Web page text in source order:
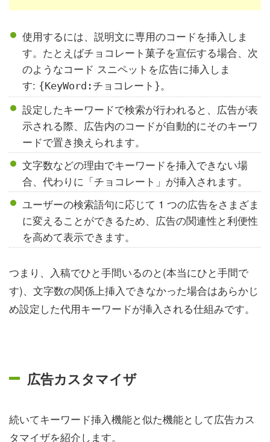
使用するには、説明文に専用のコードを挿入しま
す。たとえばチョコレート菓子を宣伝する場合、次
のようなコード スニペットを広告に挿入しま
す: {KeyWord:チョコレート}。
設定したキーワードで検索が行われると、広告が表
示される際、広告内のコードが自動的にそのキーワ
ードで置き換えられます。
文字数などの理由でキーワードを挿入できない場
合、代わりに「チョコレート」が挿入されます。
ユーザーの検索語句に応じて 1 つの広告をさまざま
に変えることができるため、広告の関連性と利便性
を高めて表示できます。
つまり、入稿でひと手間いるのと(本当にひと手間で
す)、文字数の関係上挿入できなかった場合はあらかじ
め設定した代用キーワードが挿入される仕組みです。
広告カスタマイザ
続いてキーワード挿入機能と似た機能として広告カス
タマイザを紹介します。